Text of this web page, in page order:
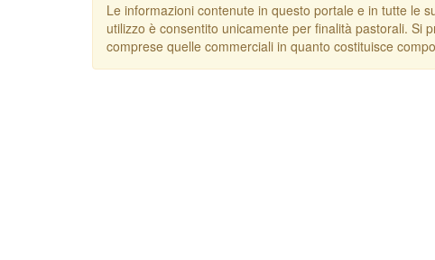
Le informazioni contenute in questo portale e in tutte le
utilizzo è consentito unicamente per finalità pastorali. Si
comprese quelle commerciali in quanto costituisce